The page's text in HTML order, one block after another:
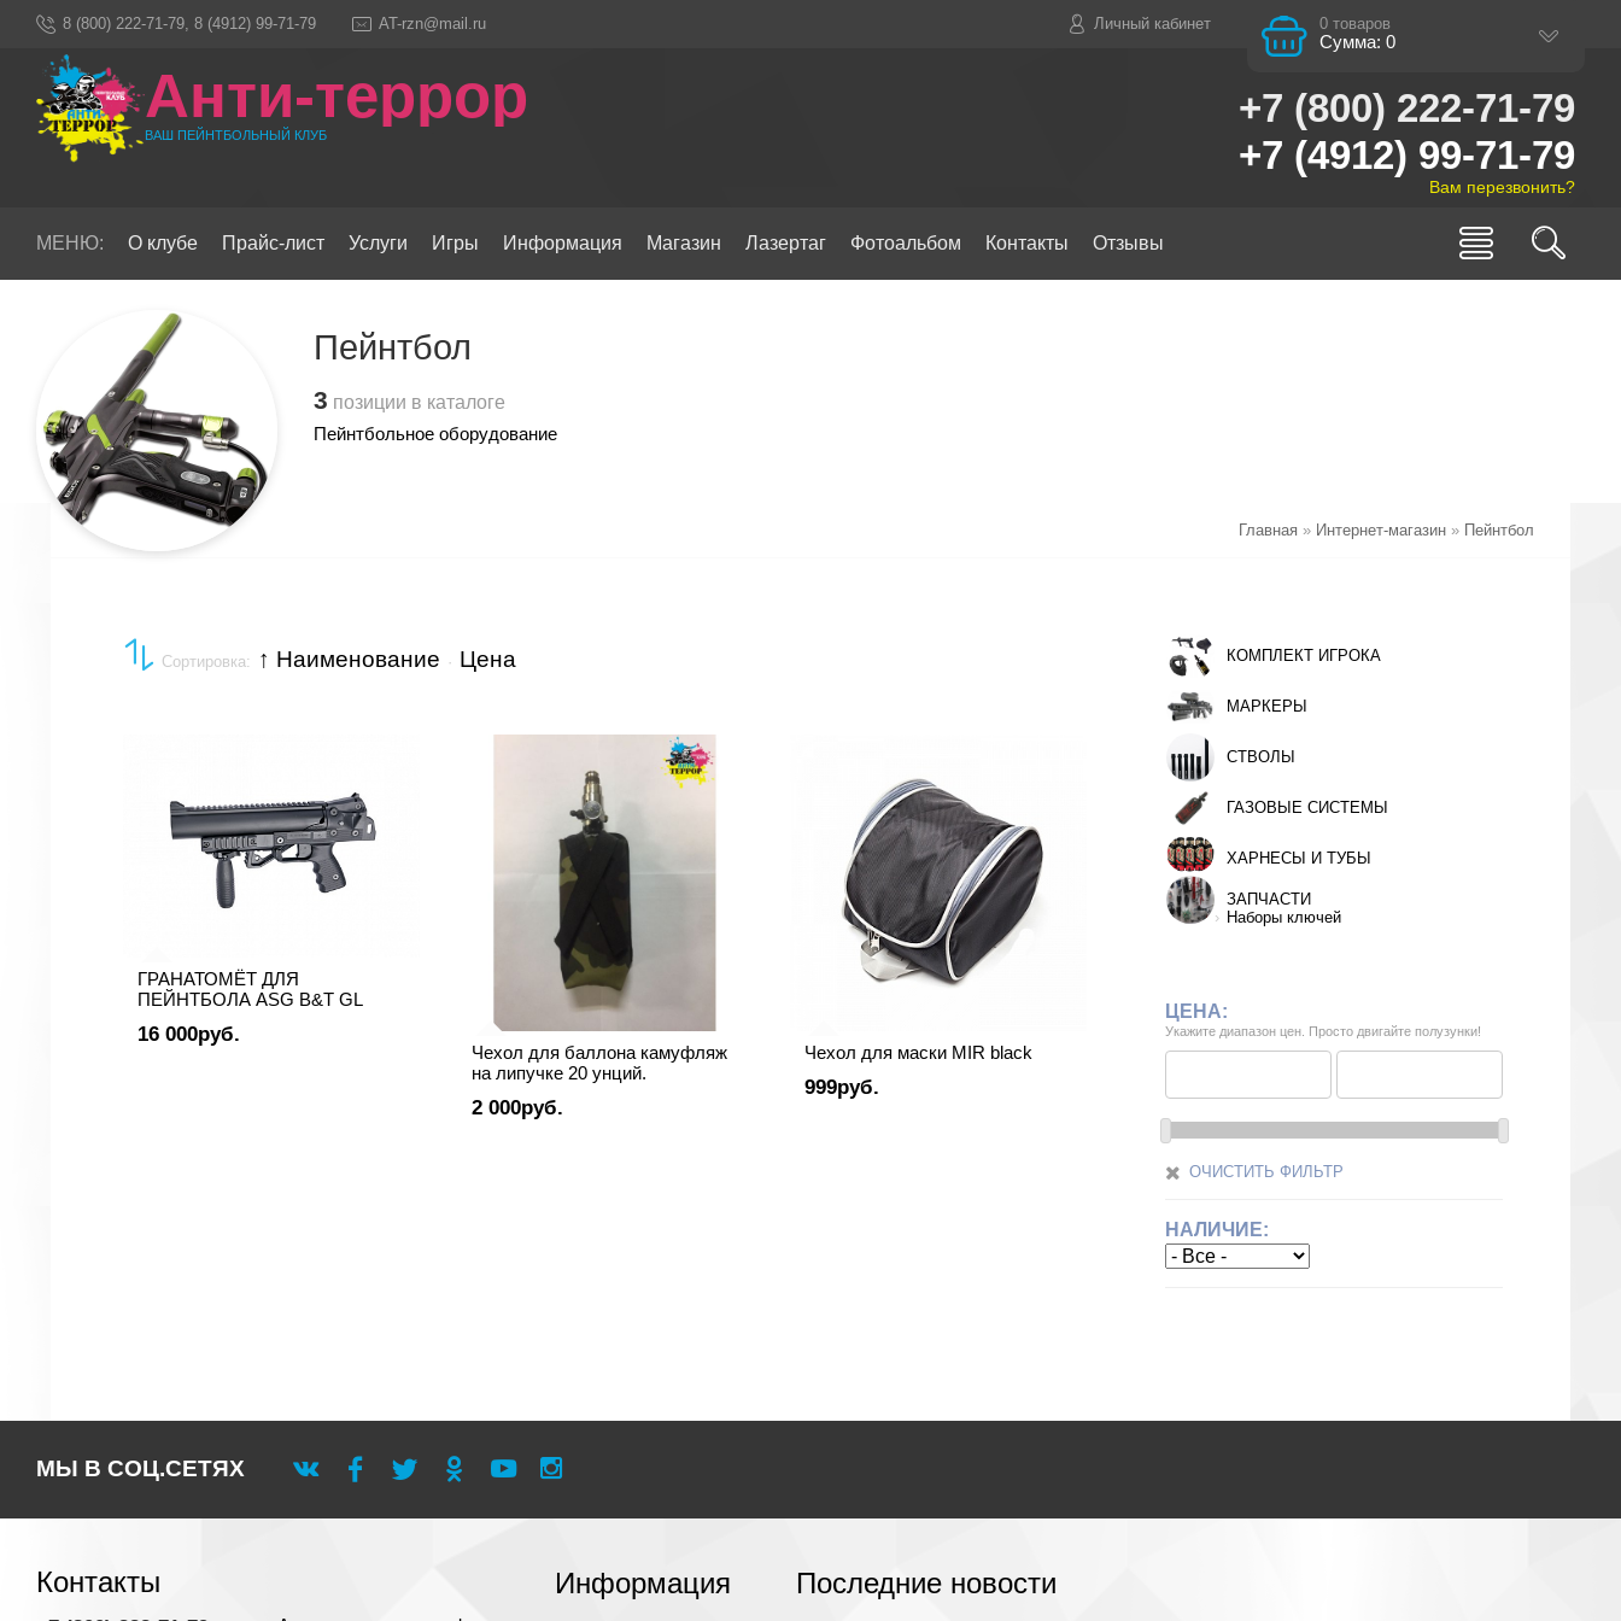
8 (800) 222-71-79, 8 (4912) 99-71-79 AT-rzn@mail.ru Личный кабинет 0 товаров
Сумма: 0
Анти-террор
ВАШ ПЕЙНТБОЛЬНЫЙ КЛУБ
+7 (800) 222-71-79
+7 (4912) 99-71-79
Вам перезвонить?
МЕНЮ: О клубе Прайс-лист Услуги Игры Информация Магазин Лазертаг Фотоальбом Контакты Отзывы
Пейнтбол
3 позиции в каталоге
Пейнтбольное оборудование
Главная » Интернет-магазин » Пейнтбол
Сортировка: ↑ Наименование · Цена
ГРАНАТОМЁТ ДЛЯ
ПЕЙНТБОЛА ASG B&T GL
16 000руб.
Чехол для баллона камуфляж
на липучке 20 унций.
2 000руб.
Чехол для маски MIR black
999руб.
КОМПЛЕКТ ИГРОКА
МАРКЕРЫ
СТВОЛЫ
ГАЗОВЫЕ СИСТЕМЫ
ХАРНЕСЫ И ТУБЫ
ЗАПЧАСТИ
Наборы ключей
ЦЕНА:
Укажите диапазон цен. Просто двигайте полузунки!
ОЧИСТИТЬ ФИЛЬТР
НАЛИЧИЕ:
МЫ В СОЦ.СЕТЯХ
Контакты Информация Последние новости